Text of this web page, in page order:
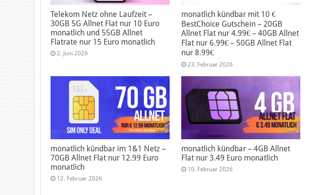
Telekom Netz ohne Laufzeit –
30GB 5G Allnet Flat nur 10 Euro
monatlich und 55GB Allnet
Flatrate nur 15 Euro monatlich
2. Juni 2026
monatlich kündbar mit 10 €
BestChoice Gutschein – 20GB
Allnet Flat nur 4.99€ – 40GB Allnet
Flat nur 6.99€ – 50GB Allnet Flat
nur 8.99€
23. Februar 2026
monatlich kündbar im 1&1 Netz –
70GB Allnet Flat nur 12.99 Euro
monatlich
12. Februar 2026
monatlich kündbar – 4GB Allnet
Flat nur 3.49 Euro monatlich
10. Februar 2026